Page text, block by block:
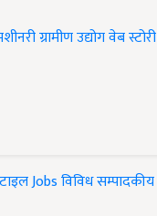
ग्रामीण उद्योगवेब स्टोरी
Jobsविविधसम्पादकीय